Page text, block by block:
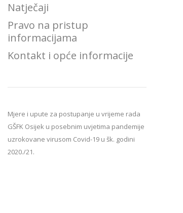
Natječaji
Pravo na pristup
informacijama
Kontakt i opće informacije
Mjere i upute za postupanje u vrijeme rada
GŠFK Osijek u posebnim uvjetima pandemije
uzrokovane virusom Covid-19 u šk. godini
2020./21.